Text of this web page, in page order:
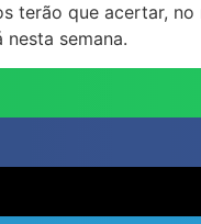
terão que acertar,
semana.